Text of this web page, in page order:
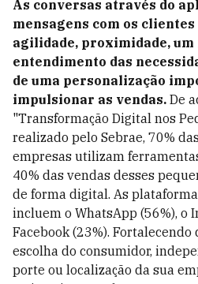
As conversas através do
mensagens com os
agilidade, proximidade,
entendimento das
de uma personalização
impulsionar as vendas. De
"Transformação Digital nos
realizado pelo Sebrae, 70%
empresas utilizam
40% das vendas desses
de forma digital. As
incluem o WhatsApp (56%), o
Facebook (23%). Fortalecendo
escolha do consumidor,
porte ou localização da sua